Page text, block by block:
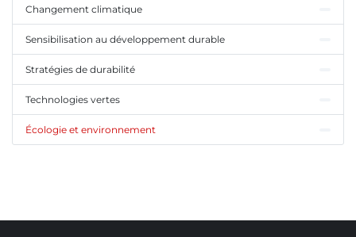
Changement climatique
Sensibilisation au développement durable
Stratégies de durabilité
Technologies vertes
Écologie et environnement